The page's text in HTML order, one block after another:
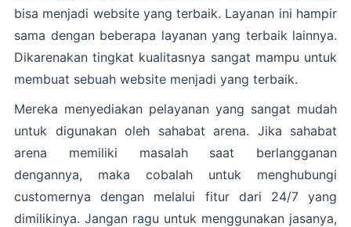
bisa menjadi website yang terbaik. Layanan ini hampir
sama dengan beberapa layanan yang terbaik lainnya.
Dikarenakan tingkat kualitasnya sangat mampu untuk
membuat sebuah website menjadi yang terbaik.
Mereka menyediakan pelayanan yang sangat mudah
untuk digunakan oleh sahabat arena. Jika sahabat
arena memiliki masalah saat berlangganan
dengannya, maka cobalah untuk menghubungi
customernya dengan melalui fitur dari 24/7 yang
dimilikinya. Jangan ragu untuk menggunakan jasanya,